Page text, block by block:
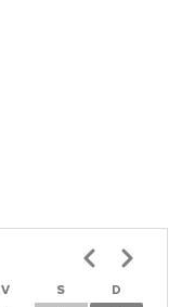
V S
D
Paginación